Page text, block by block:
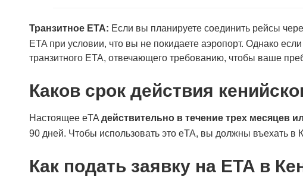
Транзитное ETA: Если вы планируете соединить рейсы
ETA при условии, что вы не покидаете аэропорт. Однако
транзитного ETA, отвечающего требованию, чтобы ваше
Каков срок действия
Настоящее eTA действительно в течение трех месяцев
90 дней. Чтобы использовать это eTA, вы должны въехать в
Как подать заявку на ETA в